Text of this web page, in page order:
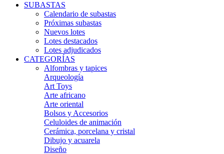
SUBASTAS
Calendario de subastas
Próximas subastas
Nuevos lotes
Lotes destacados
Lotes adjudicados
CATEGORÍAS
Alfombras y tapices
Arqueología
Art Toys
Arte africano
Arte oriental
Bolsos y Accesorios
Celuloides de animación
Cerámica, porcelana y cristal
Dibujo y acuarela
Diseño